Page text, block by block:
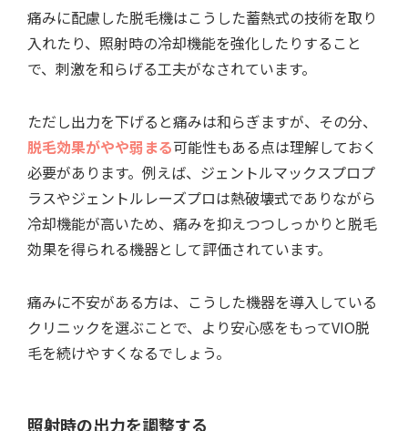
痛みに配慮した脱毛機はこうした蓄熱式の技術を取り
入れたり、照射時の冷却機能を強化したりすること
で、刺激を和らげる工夫がなされています。
ただし出力を下げると痛みは和らぎますが、その分、
脱毛効果がやや弱まる可能性もある点は理解しておく
必要があります。例えば、ジェントルマックスプロプ
ラスやジェントルレーズプロは熱破壊式でありながら
冷却機能が高いため、痛みを抑えつつしっかりと脱毛
効果を得られる機器として評価されています。
痛みに不安がある方は、こうした機器を導入している
クリニックを選ぶことで、より安心感をもってVIO脱
毛を続けやすくなるでしょう。
照射時の出力を調整する